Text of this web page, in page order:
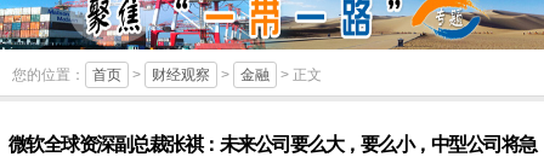
您的位置： 首页 > 财经观察 > 金融 > 正文
微软全球资深副总裁张祺：未来公司要么大，要么小，中型公司将急